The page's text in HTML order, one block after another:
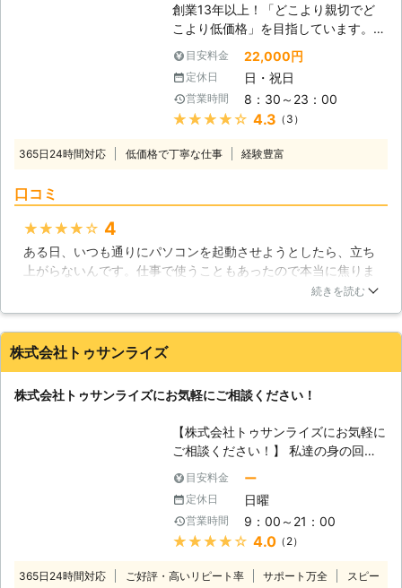
愛された事で、これだけの実績を積む
ことが出来たと考えております。ま
た、当社はデータ復旧についても高い
技術力を持つスタッフが在籍しており
ますので、パソコントラブルに広範に
対応可能です。確かな技術力と対応力
でで期待にお応えいたします。
創業13年以上！「どこより親切でど
こより低価格」を目指しています。高
いリピート率がお客様満足を実証！パ
ソコン修理・データ復旧・各種トラブ
ルなど、パソコンサポートのことなら
「パソコンサポーターズ」におまかせ
下さい！大阪を拠点に大阪・奈良全域
ルはお任せください】 「パソコン・
良、もしくはハードディスクが物理的
に破損してしまっている可能性があり
ます。最近のハードディスクは丈夫に
つくられていますが、大きな衝撃を与
えてしまうことで破損してしまうこと
障してしまうことでデータが失われて
しまったり、パソコンが起動しなくな
るトラブルが起きてしまいますので、
衝撃を与えないように扱う必要があり
ます。また、ハードディスクはウイル
スや人為的ミスで倫理障害を受けてし
まう場合もあります。もし、パソコン
を起動するときに異音が聞こえて来た
り、起動しなくなってしまったという
ますのですぐに弊社までご相談くださ
目安料金 22,000円
定休日 日・祝日
営業時間 8：30～23：00
★★★★★ 4.3 （3）
365日24時間対応 低価格で丁寧な仕事 経験豊富
口コミ
★★★★★ 4
ある日、いつも通りにパソコンを起動させようとしたら、立ち
上がらないんです。仕事で使うこともあったので本当に焦りま
したが、即日対応、低価格ということでこちらにパソコン修理
た。今後も何かあったときは是非こちらを利用したいです。
大阪府 大阪市西区 2016年11月30日
続きを読む
株式会社トゥサンライズ
株式会社トゥサンライズにお気軽にご相談ください！
【株式会社トゥサンライズにお気軽に
ご相談ください！】 私達の身の回り
では沢山のパソコンが使われていま
す。最初は計算機としての用途が主で
したが、現在ではそれにとどまらず、
様々な役割が与えられています。例え
ば、動画プレーヤーや音楽プレーヤー
のとして使われたり、あるいは写真や
目安料金 ー
定休日 日曜
営業時間 9：00～21：00
★★★★★ 4.0（2）
365日24時間対応 ご好評・高いリピート率 サポート万全 スピー